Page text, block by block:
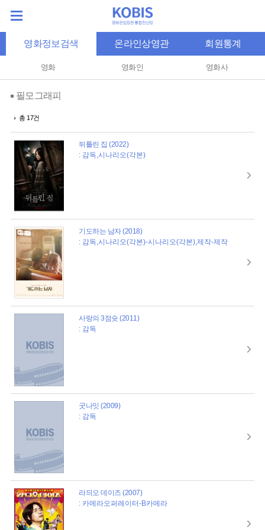
영화정보검색 온라인상영관 회원통계
영화 영화인 영화사
필모그래피
총 17건
뒤틀린 집 (2022)
: 감독,시나리오(각본)
기도하는 남자 (2018)
: 감독,시나리오(각본)-시나리오(각본),제작-제작
사랑의 3점슛 (2011)
: 감독
굿나잇 (2009)
: 감독
라듸오 데이즈 (2007)
: 카메라오퍼레이터-B카메라